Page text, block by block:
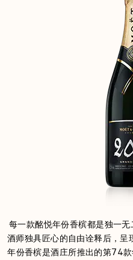
每一款酩悦年份香槟都是独一
酒师独具匠心的自由诠释后，
年份香槟是酒庄所推出的第74